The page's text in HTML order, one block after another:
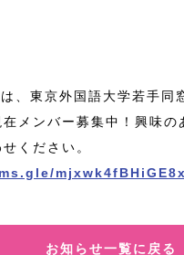
、東京外国語大学若手同
メンバー募集中！興味の
ください。
お知らせ一覧に戻る